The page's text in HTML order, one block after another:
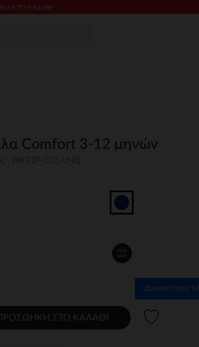
ΤΟΥ CLUB*
Comfort 3-12 μηνών
one
size
Δυνατότητα
ΣΤΟ ΚΑΛΆΘΙ